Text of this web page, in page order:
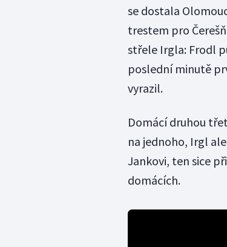
se dostala
trestem pro
střele Irgla: Frodl
poslední minutě
vyrazil.
Domácí druhou
na jednoho, Irgl
Jankovi, ten sice
domácích.